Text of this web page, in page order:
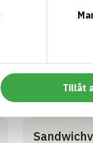
Tillåt
EMISSIONER